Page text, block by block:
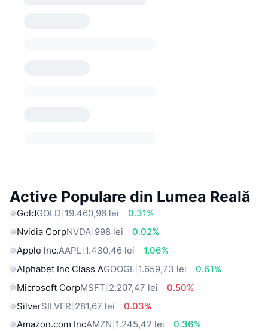
Active Populare din Lumea Reală
GoldGOLD 19.460,96 lei
0.31%
Nvidia CorpNVDA 998 lei
0.02%
Apple Inc.AAPL 1.430,46 lei
1.06%
Alphabet Inc Class AGOOGL 1.659,73 lei
0.61%
Microsoft CorpMSFT 2.207,47 lei
0.50%
SilverSILVER 281,67 lei
0.03%
Amazon.com IncAMZN 1.245,42 lei
0.36%